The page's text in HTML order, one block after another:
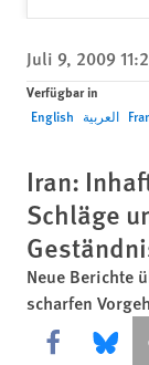
Juli 9, 2009
Verfügbar in
English العربية
Iran:
Schläge
Neue Berichte
scharfen
Share this via
Share